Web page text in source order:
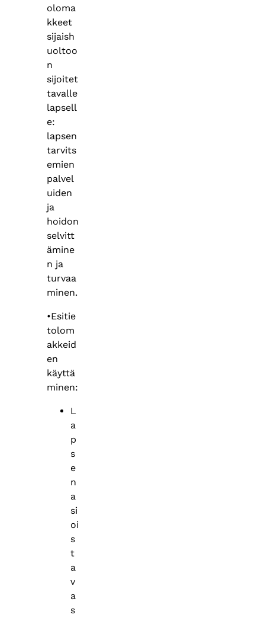
oloma
kkeet
sijaish
uoltoo
n
sijoitet
tavalle
lapsell
e:
lapsen
tarvits
emien
palvel
uiden
ja
hoidon
selvitt
ämine
n ja
turvaa
minen.
•Esitie
tolom
akkeid
en
käyttä
minen:
L
a
p
s
e
n
a
si
oi
s
t
a
v
a
s